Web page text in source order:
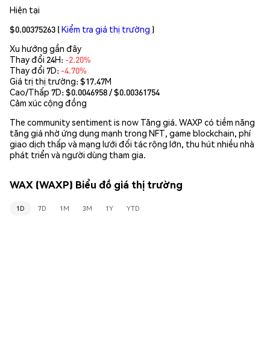
Hiện tại
$0.00375263 (Kiểm tra giá thị trường )
Xu hướng gần đây
Thay đổi 24H: -2.20%
Thay đổi 7D: -4.70%
Giá trị thị trường:$17.47M
Cao/Thấp 7D: $0.0046958/ $0.00361754
Cảm xúc cộng đồng
The community sentiment is now Tăng giá. WAXP có tiềm năng
tăng giá nhờ ứng dụng mạnh trong NFT, game blockchain, phí
giao dịch thấp và mạng lưới đối tác rộng lớn, thu hút nhiều nhà
phát triển và người dùng tham gia.
WAX (WAXP) Biểu đồ giá thị trường
1D 7D 1M 3M 1Y YTD